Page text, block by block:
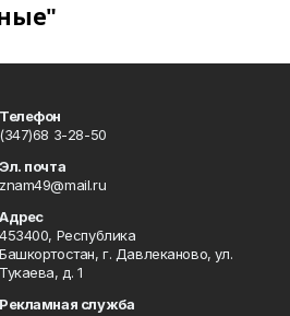
Телефон
(347)68 3-28-50
Эл. почта
znam49@mail.ru
Адрес
453400, Республика
Башкортостан, г. Давлеканово, ул.
Тукаева, д. 1
Рекламная служба